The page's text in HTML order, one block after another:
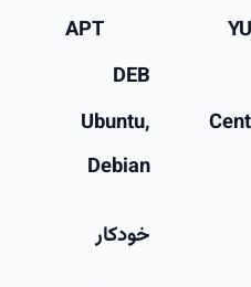
APT
DEB
Ubuntu,
Debian
خودکار